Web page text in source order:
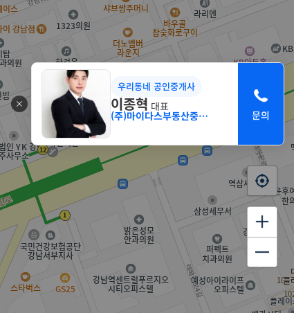
우리동네 공인중개사
이종혁 대표
(주)마이다스부동산중개법인 서초